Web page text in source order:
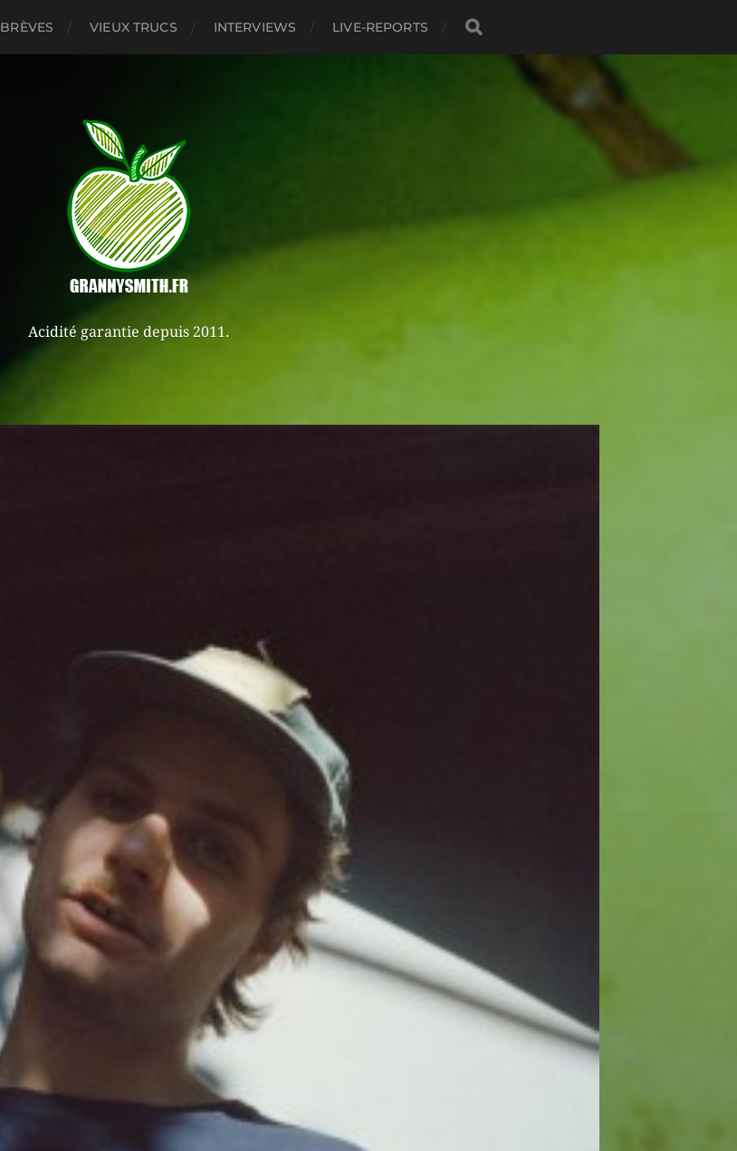
BRÈVES VIEUX TRUCS INTERVIEWS LIVE-REPORTS
Acidité garantie depuis 2011.